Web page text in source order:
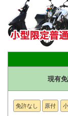
現有
免許なし 原付